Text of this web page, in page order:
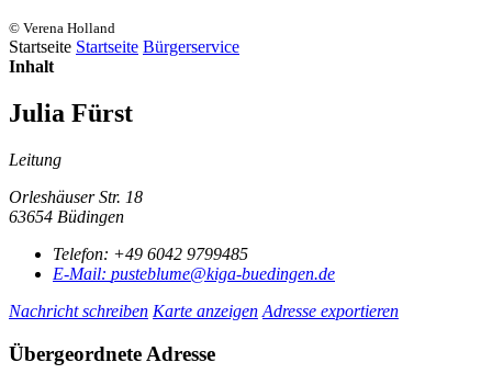
© Verena Holland
Startseite Startseite Bürgerservice
Inhalt
Julia Fürst
Leitung
Orleshäuser Str. 18
63654 Büdingen
Telefon: +49 6042 9799485
E-Mail: pusteblume@kiga-buedingen.de
Nachricht schreiben Karte anzeigen Adresse exportieren
Übergeordnete Adresse